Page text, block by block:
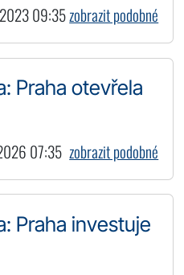
09:35zobrazit podobné
Praha otevřela
07:35 zobrazit podobné
Praha investuje